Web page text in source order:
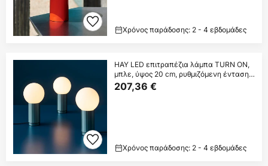
Χρόνος παράδοσης: 2 - 4 εβδομάδες
HAY LED επιτραπέζια λάμπα TURN ON,
μπλε, ύψος 20 cm, ρυθμιζόμενη ένταση
φωτισμού
207,36 €
Χρόνος παράδοσης: 2 - 4 εβδομάδες